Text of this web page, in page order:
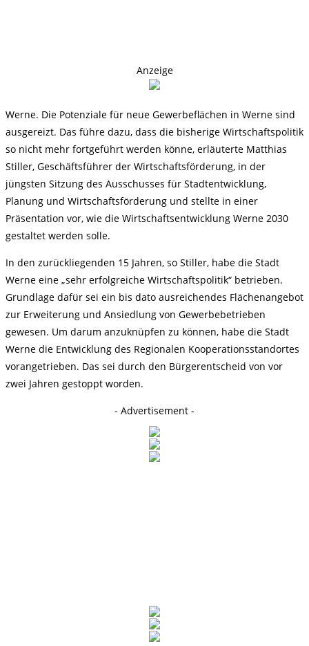
Anzeige
Werne. Die Potenziale für neue Gewerbeflächen in Werne sind
ausgereizt. Das führe dazu, dass die bisherige Wirtschaftspolitik
so nicht mehr fortgeführt werden könne, erläuterte Matthias
Stiller, Geschäftsführer der Wirtschaftsförderung, in der
jüngsten Sitzung des Ausschusses für Stadtentwicklung,
Planung und Wirtschaftsförderung und stellte in einer
Präsentation vor, wie die Wirtschaftsentwicklung Werne 2030
gestaltet werden solle.
In den zurückliegenden 15 Jahren, so Stiller, habe die Stadt
Werne eine „sehr erfolgreiche Wirtschaftspolitik“ betrieben.
Grundlage dafür sei ein bis dato ausreichendes Flächenangebot
zur Erweiterung und Ansiedlung von Gewerbebetrieben
gewesen. Um darum anzuknüpfen zu können, habe die Stadt
Werne die Entwicklung des Regionalen Kooperationsstandortes
vorangetrieben. Das sei durch den Bürgerentscheid von vor
zwei Jahren gestoppt worden.
- Advertisement -